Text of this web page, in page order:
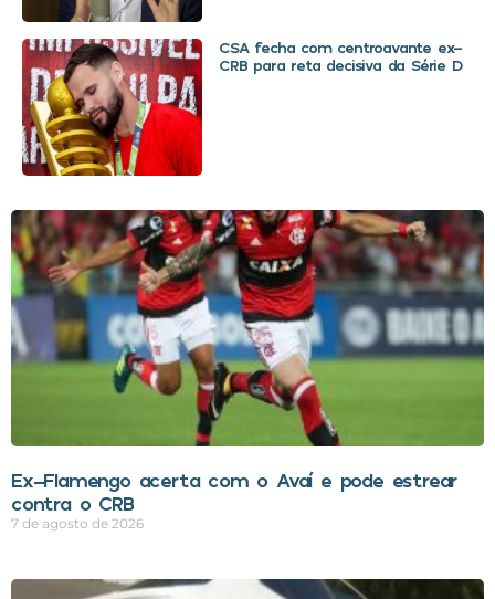
CSA fecha com centroavante ex-
CRB para reta decisiva da Série D
Ex-Flamengo acerta com o Avaí e pode estrear
contra o CRB
7 de agosto de 2026